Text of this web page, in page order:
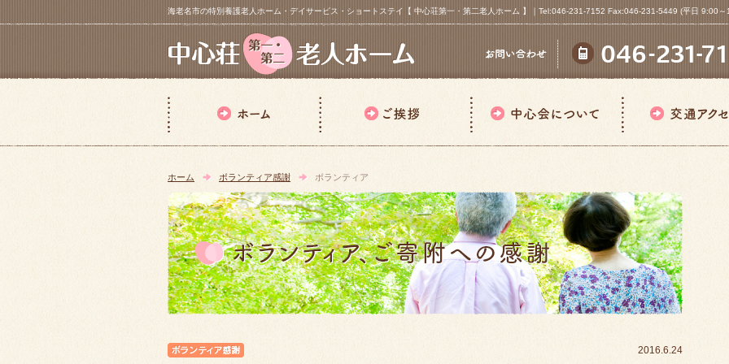
海老名市の特別養護老人ホーム・デイサービス・ショートステイ【 中心荘第一・第二老人ホーム 】｜Tel:046-231-7152 Fax:046-231-5449 (平日 9:00
ホーム ボランティア感謝 ボランティア
2016.6.24